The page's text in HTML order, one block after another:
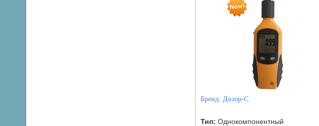
Бренд: Дозор-С
Тип: Однокомпонентный